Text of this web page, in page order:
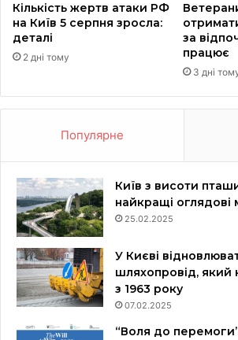
Кількість жертв атаки РФ
на Київ 5 серпня зросла:
деталі
2 дні тому
за
працює
3 дні
Популярне
Київ з висоти
найкращі
25.02.2025
У Києві
шляхопровід, який
з 1963 року
07.02.2025
“Воля до